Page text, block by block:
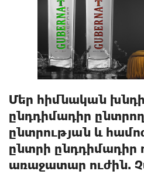
Մեր հիմնական
ընդդիմադիր
ընտրության և
ընտրի ընդդիմադիր
առաջատար ուժին.